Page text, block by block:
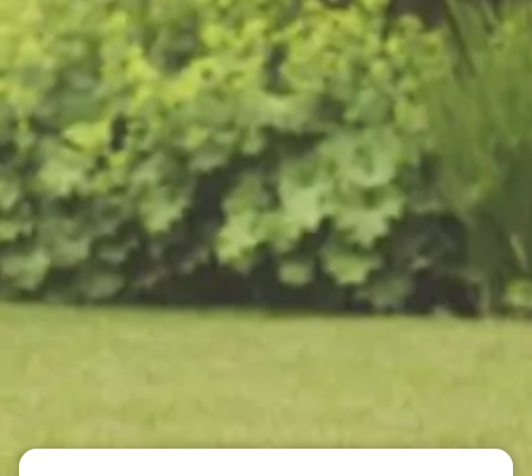
Bent u op zoek naar een betrouwbare hovenier
in Dronten? Van Kempen Tuinen is uw
hoveniersbedrijf voor tuinaanleg, tuinonderhoud
en tuinrenovatie in Dronten en omgeving.
Of u nu een compleet nieuwe tuin wilt of uw
bestaande tuin wilt laten opknappen, onze
hoveniers maken van uw tuin in Dronten een
verzorgde droomtuin.
Contact Offerte aanvragen